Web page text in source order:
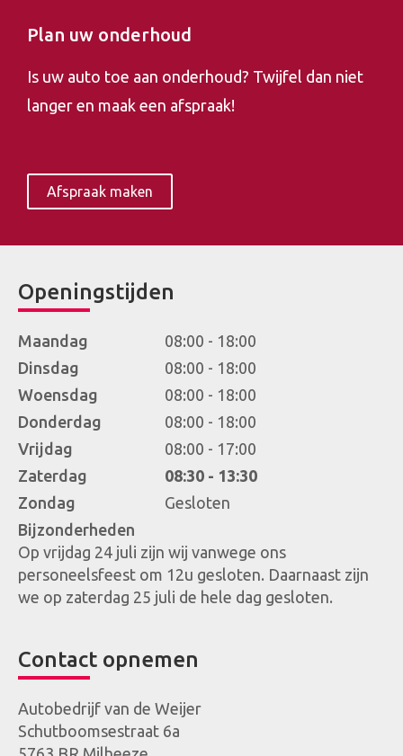
Plan uw onderhoud
Is uw auto toe aan onderhoud? Twijfel dan niet
langer en maak een afspraak!
Afspraak maken
Openingstijden
Maandag
08:00 - 18:00
Dinsdag
08:00 - 18:00
Woensdag
08:00 - 18:00
Donderdag
08:00 - 18:00
Vrijdag
08:00 - 17:00
Zaterdag
08:30 - 13:30
Zondag
Gesloten
Bijzonderheden
Op vrijdag 24 juli zijn wij vanwege ons
personeelsfeest om 12u gesloten. Daarnaast zijn
we op zaterdag 25 juli de hele dag gesloten.
Contact opnemen
Autobedrijf van de Weijer
Schutboomsestraat 6a